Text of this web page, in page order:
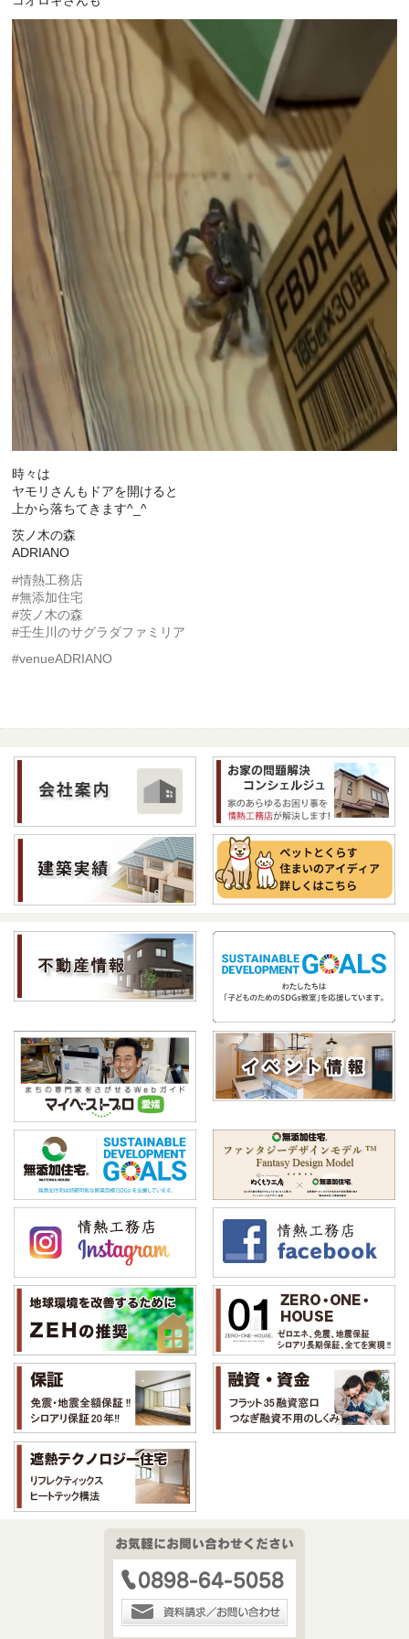
時々は
ヤモリさんもドアを開けると
上から落ちてきます^_^
茨ノ木の森
ADRIANO
#情熱工務店
#無添加住宅
#茨ノ木の森
#壬生川のサグラダファミリア
#venueADRIANO